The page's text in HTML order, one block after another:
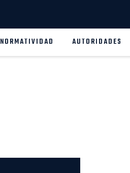
NORMATIVIDAD AUTORIDADES